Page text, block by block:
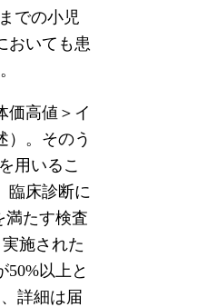
での小児
おいても患
価高値＞イ
）。そのう
用いるこ
臨床診断に
満たす検査
施された
以上と
詳細は届